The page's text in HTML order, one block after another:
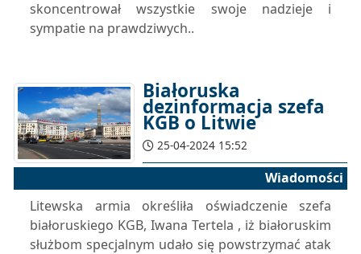
skoncentrował wszystkie swoje nadzieje i
sympatie na prawdziwych..
Białoruska
dezinformacja szefa
KGB o Litwie
25-04-2024 15:52
Wiadomości
Litewska armia określiła oświadczenie szefa
białoruskiego KGB, Iwana Tertela , iż ​​białoruskim
służbom specjalnym udało się powstrzymać atak